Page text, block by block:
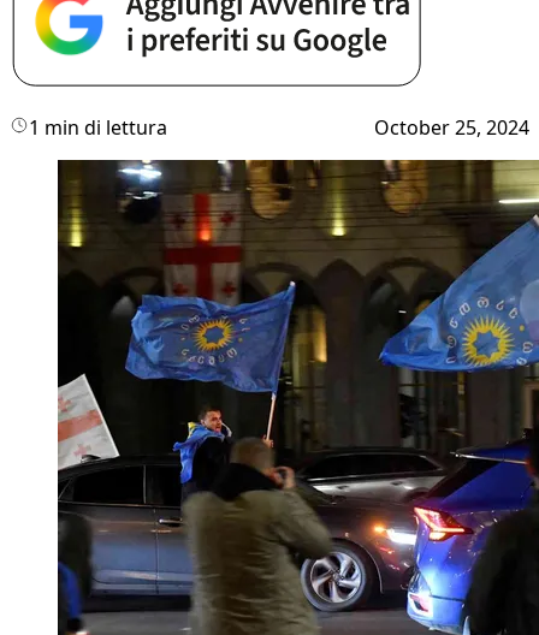
1 min di lettura October 25, 2024